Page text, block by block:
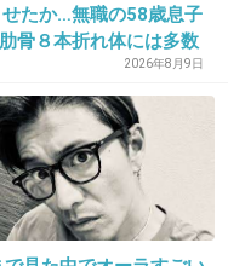
経ちました。
でています。
+17
せたか…無職の58歳息子
骨８本折れ体には多数
2026年8月9日